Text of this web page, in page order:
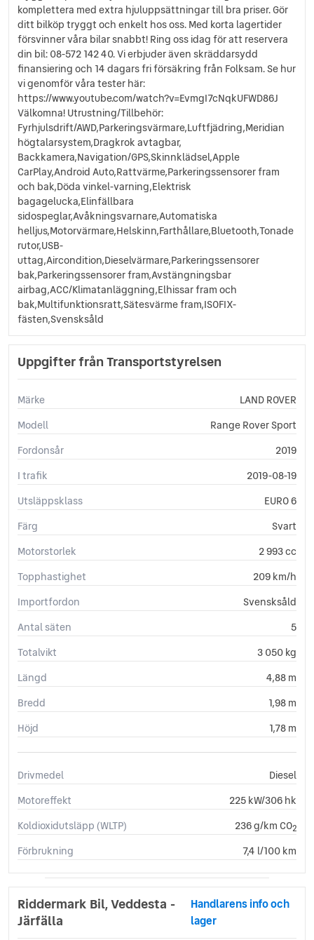
komplettera med extra hjuluppsättningar till bra priser. Gör
ditt bilköp tryggt och enkelt hos oss. Med korta lagertider
försvinner våra bilar snabbt! Ring oss idag för att reservera
din bil: 08-572 142 40. Vi erbjuder även skräddarsydd
finansiering och 14 dagars fri försäkring från Folksam. Se hur
vi genomför våra tester här:
https://www.youtube.com/watch?v=EvmgI7cNqkUFWD86J
Välkomna! Utrustning/Tillbehör:
Fyrhjulsdrift/AWD,Parkeringsvärmare,Luftfjädring,Meridian
högtalarsystem,Dragkrok avtagbar,
Backkamera,Navigation/GPS,Skinnklädsel,Apple
CarPlay,Android Auto,Rattvärme,Parkeringssensorer fram
och bak,Döda vinkel-varning,Elektrisk
bagagelucka,Elinfällbara
sidospeglar,Avåkningsvarnare,Automatiska
helljus,Motorvärmare,Helskinn,Farthållare,Bluetooth,Tonade
rutor,USB-
uttag,Aircondition,Dieselvärmare,Parkeringssensorer
bak,Parkeringssensorer fram,Avstängningsbar
airbag,ACC/Klimatanläggning,Elhissar fram och
bak,Multifunktionsratt,Sätesvärme fram,ISOFIX-
fästen,Svensksåld
Uppgifter från Transportstyrelsen
Märke
LAND ROVER
Modell
Range Rover Sport
Fordonsår
2019
I trafik
2019-08-19
Utsläppsklass
EURO 6
Färg
Svart
Motorstorlek
2 993 cc
Topphastighet
209 km/h
Importfordon
Svensksåld
Antal säten
5
Totalvikt
3 050 kg
Längd
4,88 m
Bredd
1,98 m
Höjd
1,78 m
Drivmedel
Diesel
Motoreffekt
225 kW/306 hk
Koldioxidutsläpp (WLTP)
236 g/km CO2
Förbrukning 7,4 l/100 km
Riddermark Bil, Veddesta -
Järfälla
Handlarens info och
lager